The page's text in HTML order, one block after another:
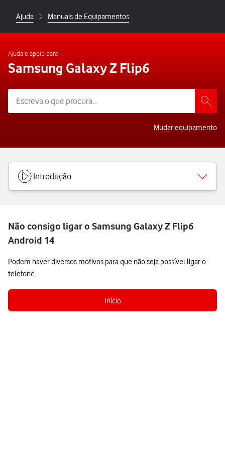
Ajuda Manuais de Equipamentos
Ajuda e apoio para
Samsung Galaxy Z Flip6
Mudar equipamento
Introdução
Não consigo ligar o Samsung Galaxy Z Flip6
Android 14
Podem haver diversos motivos para que não seja possível ligar o
telefone.
Início